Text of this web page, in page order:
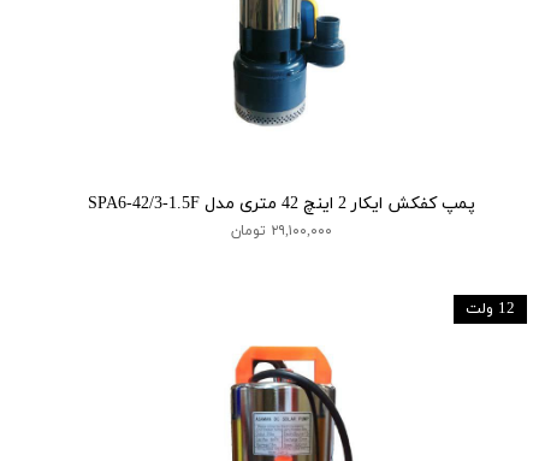
پمپ کفکش ایکار 2 اینچ 42 متری مدل SPA6-42/3-1.5F
۲۹,۱۰۰,۰۰۰ تومان
12 ولت